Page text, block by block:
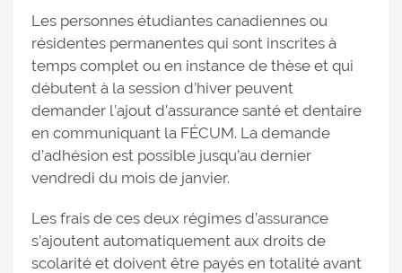
Les personnes étudiantes canadiennes ou
résidentes permanentes qui sont inscrites à
temps complet ou en instance de thèse et qui
débutent à la session d’hiver peuvent
demander l’ajout d’assurance santé et dentaire
en communiquant la FÉCUM. La demande
d’adhésion est possible jusqu’au dernier
vendredi du mois de janvier.
Les frais de ces deux régimes d’assurance
s’ajoutent automatiquement aux droits de
scolarité et doivent être payés en totalité avant